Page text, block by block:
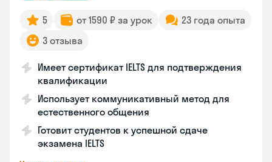
5 от 1590 ₽ за урок
23 года опыта
3 отзыва
Имеет сертификат IELTS для подтверждения
квалификации
Использует коммуникативный метод для
естественного общения
Готовит студентов к успешной сдаче
экзамена IELTS